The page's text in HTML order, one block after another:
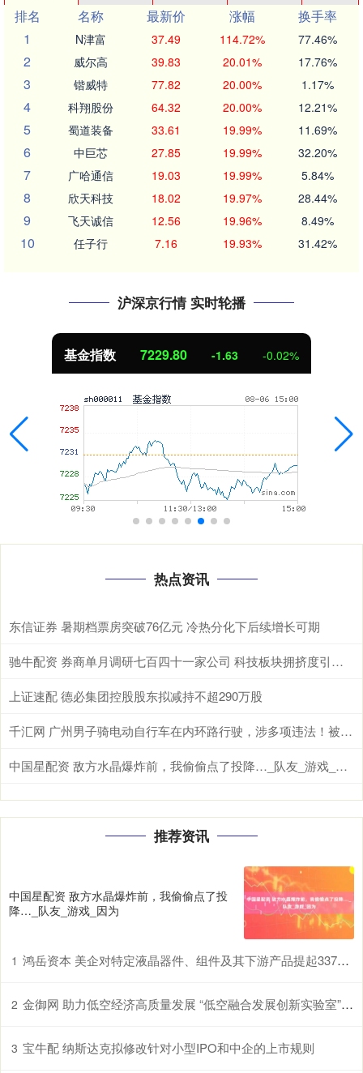
排名
名称 最新价 涨幅
换手率
1
N津富 37.49 114.72% 77.46%
2 威尔高 39.83 20.01% 17.76%
3 锴威特 77.82 20.00% 1.17%
4 科翔股份 64.32 20.00% 12.21%
5 蜀道装备 33.61 19.99% 11.69%
6 中巨芯 27.85 19.99% 32.20%
7 广哈通信 19.03 19.99% 5.84%
8 欣天科技 18.02 19.97% 28.44%
9 飞天诚信 12.56 19.96% 8.49%
10 任子行 7.16 19.93% 31.42%
沪深京行情 实时轮播
基金指数 7229.80 -1.63 -0.02%
热点资讯
东信证券 暑期档票房突破76亿元 冷热分化下后续增长可期
驰牛配资 券商单月调研七百四十一家公司 科技板块拥挤度引发热议
上证速配 德必集团控股股东拟减持不超290万股
千汇网 广州男子骑电动自行车在内环路行驶，涉多项违法！被扣车罚款
中国星配资 敌方水晶爆炸前，我偷偷点了投降…_队友_游戏_因为
推荐资讯
中国星配资 敌方水晶爆炸前，我偷偷点了投
降…_队友_游戏_因为
1 鸿岳资本 美企对特定液晶器件、组件及其下游产品提起337调查申请，多家中企为列名被告
2 金御网 助力低空经济高质量发展 “低空融合发展创新实验室”在鄂揭牌
3 宝牛配 纳斯达克拟修改针对小型IPO和中企的上市规则